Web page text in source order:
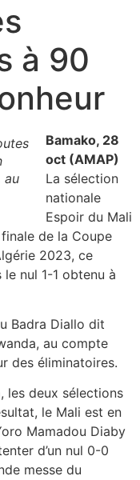
à 90
au
Bamako, 28
oct (AMAP)
La sélection
nationale
Espoir du Mali
de la Coupe
2023, ce
le nul 1-1 obtenu à
Badra Diallo dit
au compte
des éliminatoires.
les deux sélections
le Mali est en
Mamadou Diaby
d’un nul 0-0
messe du